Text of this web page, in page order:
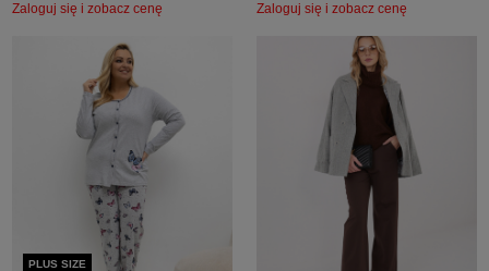
Zaloguj się i zobacz cenę Zaloguj się i zobacz cenę
PLUS SIZE